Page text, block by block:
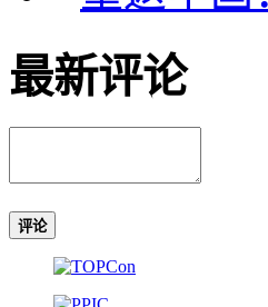
最新评论
评论